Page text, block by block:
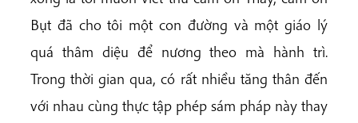
Bụt đã cho tôi một con đường và một giáo lý
quá thâm diệu để nương theo mà hành trì.
Trong thời gian qua, có rất nhiều tăng thân đến
với nhau cùng thực tập phép sám pháp này thay